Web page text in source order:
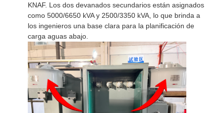
KNAF. Los dos devanados secundarios están asignados
como 5000/6650 kVA y 2500/3350 kVA, lo que brinda a
los ingenieros una base clara para la planificación de
carga aguas abajo.